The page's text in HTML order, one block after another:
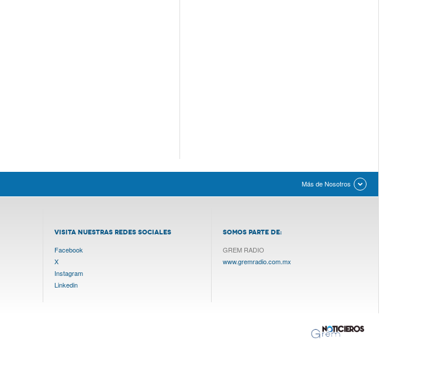
Más de Nosotros
VISITA NUESTRAS REDES SOCIALES
Facebook
X
Instagram
Linkedin
SOMOS PARTE DE:
GREM RADIO
www.gremradio.com.mx